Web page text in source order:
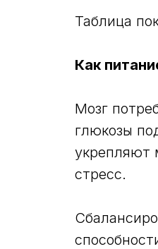
Таблица
Как
Мозг
глюкозы
укрепляют
стресс.